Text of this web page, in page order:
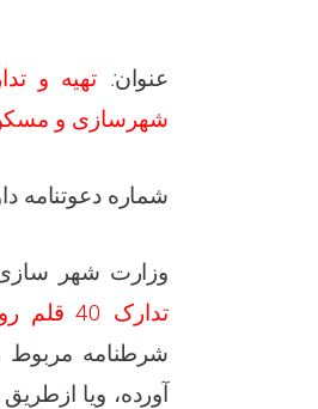
عنوان:
شهرسازی و
شماره دعوتنامه
وزارت شهر
تدارک 40 قلم روغنیات و فلترباب مورد ضرورت سال مالی 1405
شرطنامه مربوط
آورده، ویا